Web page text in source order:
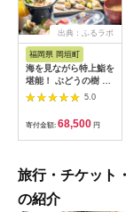
出典：ふるラボ
福岡県 岡垣町
海を見ながら特上鮨を
堪能！ ぶどうの樹 鮨
屋台ペア お食事券 海
鮮 海 屋台 食事 ペア
福岡県 岡垣町
5.0
寄付金額: 68,500 円
旅行・チケット
の紹介